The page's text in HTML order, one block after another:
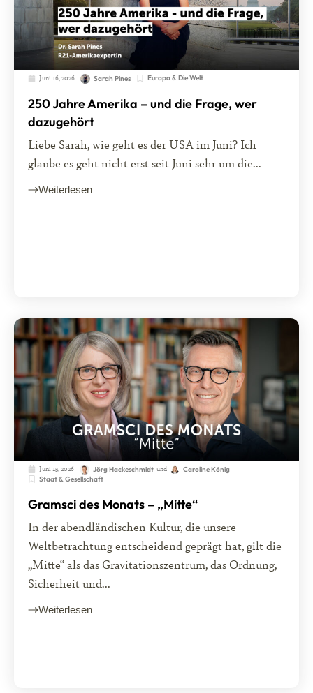
Juni 16, 2026 Sarah Pines Europa & Die Welt
250 Jahre Amerika – und die Frage, wer
dazugehört
Liebe Sarah, wie geht es der USA im Juni? Ich
glaube es geht nicht erst seit Juni sehr um die...
Weiterlesen
Juni 15, 2026 Jörg Hackeschmidt und
Caroline König
Staat & Gesellschaft
Gramsci des Monats – „Mitte“
In der abendländischen Kultur, die unsere
Weltbetrachtung entscheidend geprägt hat, gilt die
„Mitte“ als das Gravitationszentrum, das Ordnung,
Sicherheit und...
Weiterlesen